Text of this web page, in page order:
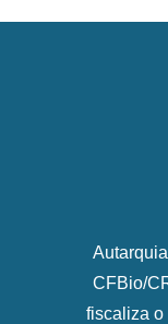
CFBio/
fiscaliza o